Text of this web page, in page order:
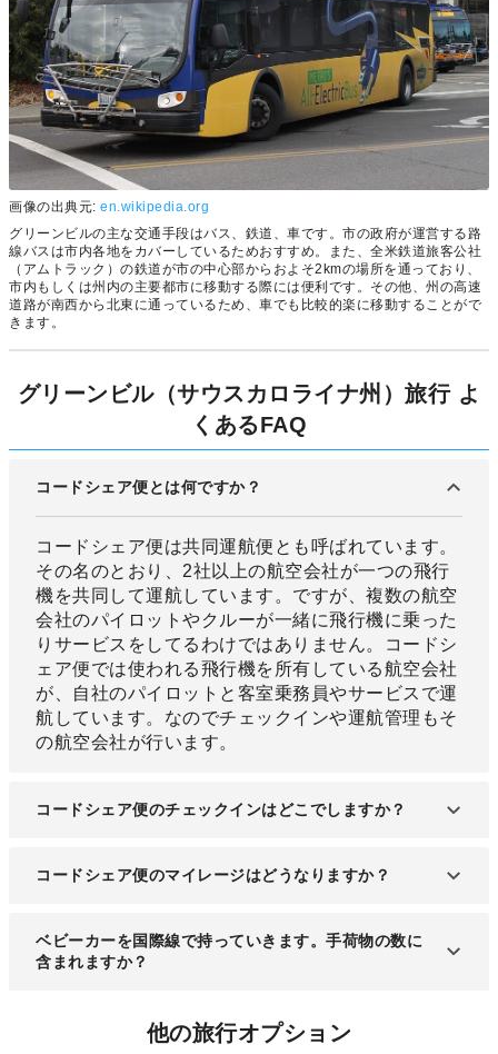
画像の出典元: en.wikipedia.org
グリーンビルの主な交通手段はバス、鉄道、車です。市の政府が運営する路
線バスは市内各地をカバーしているためおすすめ。また、全米鉄道旅客公社
（アムトラック）の鉄道が市の中心部からおよそ2kmの場所を通っており、
市内もしくは州内の主要都市に移動する際には便利です。その他、州の高速
道路が南西から北東に通っているため、車でも比較的楽に移動することがで
きます。
グリーンビル（サウスカロライナ州）旅行 よ
くあるFAQ
コードシェア便とは何ですか？
コードシェア便は共同運航便とも呼ばれています。
その名のとおり、2社以上の航空会社が一つの飛行
機を共同して運航しています。ですが、複数の航空
会社のパイロットやクルーが一緒に飛行機に乗った
りサービスをしてるわけではありません。コードシ
ェア便では使われる飛行機を所有している航空会社
が、自社のパイロットと客室乗務員やサービスで運
航しています。なのでチェックインや運航管理もそ
の航空会社が行います。
コードシェア便のチェックインはどこでしますか？
搭乗手続きや荷物の受付は飛行機を運航する会社で
コードシェア便のマイレージはどうなりますか？
コードシェア便でのマイレージサービスは、航空券
を購入した方の航空会社からサービス受けることに
ドシェア便だと特典航空券の利用ができません。で
ベビーカーを国際線で持っていきます。手荷物の数に
含まれますか？
ベビーカーやチャイルドシート、または車椅子や松
葉杖などの補助用具といったものは、身の回りの手
他の旅行オプション